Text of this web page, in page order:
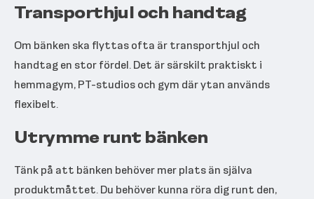
Transporthjul och handtag
Om bänken ska flyttas ofta är transporthjul och
handtag en stor fördel. Det är särskilt praktiskt i
hemmagym, PT-studios och gym där ytan används
flexibelt.
Utrymme runt bänken
Tänk på att bänken behöver mer plats än själva
produktmåttet. Du behöver kunna röra dig runt den,